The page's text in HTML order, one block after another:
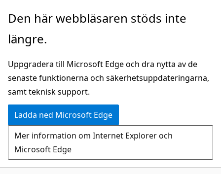
Hoppa
huvudinnehåll
Den här webbläsaren stöds inte
längre.
Uppgradera till Microsoft Edge och dra nytta av de
senaste funktionerna och säkerhetsuppdateringarna,
samt teknisk support.
Ladda ned Microsoft Edge
Mer information om Internet Explorer och
Microsoft Edge